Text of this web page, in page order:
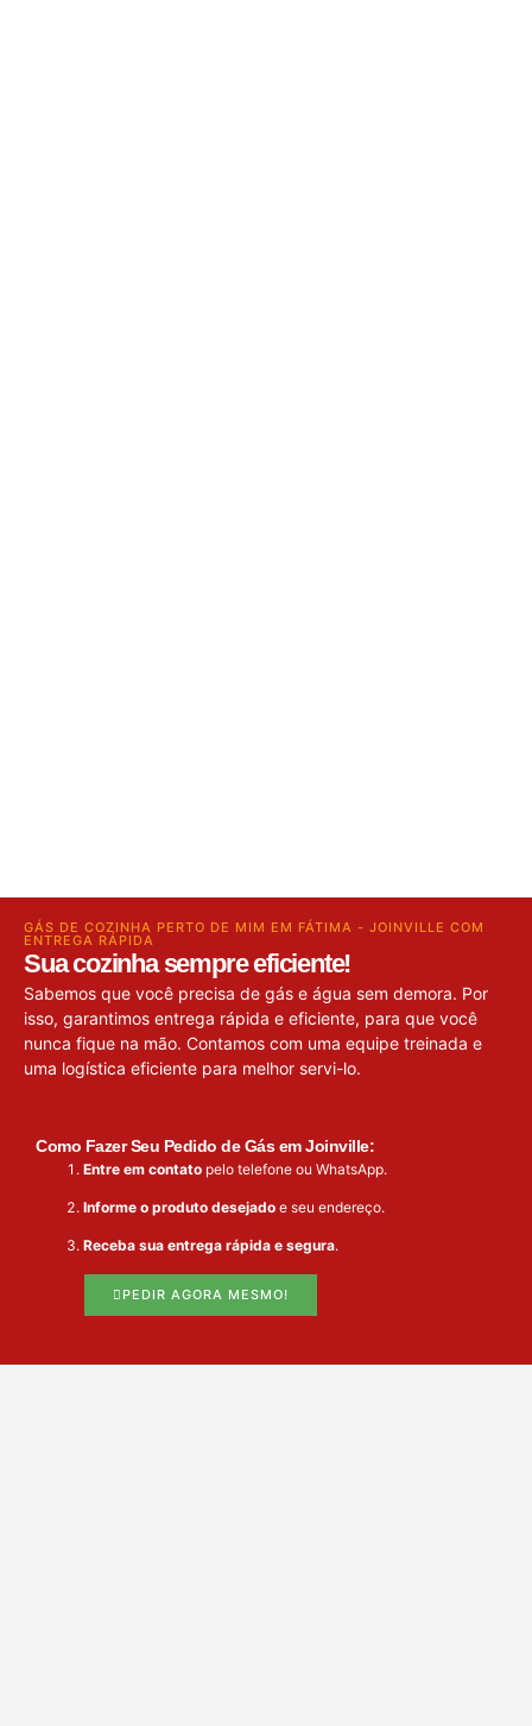
GÁS DE COZINHA PERTO DE MIM EM FÁTIMA - JOINVILLE COM
ENTREGA RÁPIDA
Sua cozinha sempre eficiente!
Sabemos que você precisa de gás e água sem demora. Por
isso, garantimos entrega rápida e eficiente, para que você
nunca fique na mão. Contamos com uma equipe treinada e
uma logística eficiente para melhor servi-lo.
Como Fazer Seu Pedido de Gás em Joinville:
Entre em contato pelo telefone ou WhatsApp.
Informe o produto desejado e seu endereço.
Receba sua entrega rápida e segura.
PEDIR AGORA MESMO!